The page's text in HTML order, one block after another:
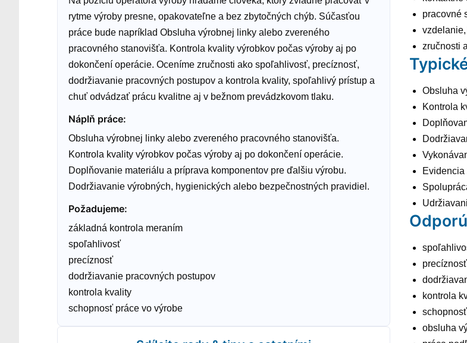
rytme výroby presne, opakovateľne a bez zbytočných chýb. Súčasťou
práce bude napríklad Obsluha výrobnej linky alebo zvereného
pracovného stanovišťa. Kontrola kvality výrobkov počas výroby aj po
dokončení operácie. Oceníme zručnosti ako spoľahlivosť, precíznosť,
dodržiavanie pracovných postupov a kontrola kvality, spoľahlivý prístup a
chuť odvádzať prácu kvalitne aj v bežnom prevádzkovom tlaku.
Náplň práce:
Obsluha výrobnej linky alebo zvereného pracovného stanovišťa.
Kontrola kvality výrobkov počas výroby aj po dokončení operácie.
Doplňovanie materiálu a príprava komponentov pre ďalšiu výrobu.
Dodržiavanie výrobných, hygienických alebo bezpečnostných pravidiel.
Požadujeme:
základná kontrola meraním
spoľahlivosť
precíznosť
dodržiavanie pracovných postupov
kontrola kvality
schopnosť práce vo výrobe
pracovné
zručnosti
Obsluha
Kontrola
precíznosť
kontrola
obsluha